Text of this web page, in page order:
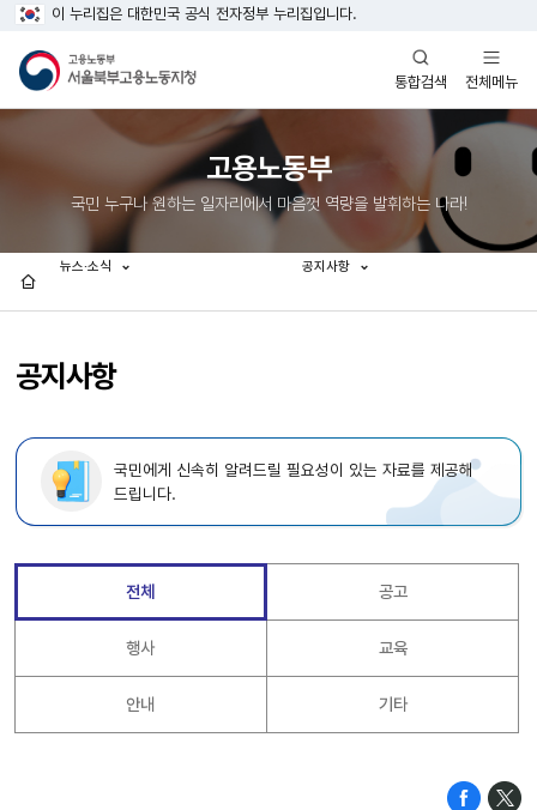
이 누리집은 대한민국 공식 전자정부 누리집입니다.
통합검색
열기
전체메뉴
열기
고용노동부
국민 누구나 원하는 일자리에서 마음껏 역량을 발휘하는 나라!
공지사항
뉴스·소식 공지사항
국민에게 신속히 알려드릴 필요성이 있는 자료를 제공해
드립니다.
전체 공고
행사 교육
안내 기타